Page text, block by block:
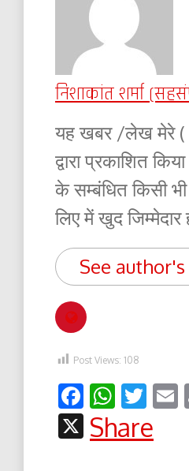
निशाकांत शर्मा
यह खबर /लेख मेरे (
द्वारा प्रकाशित
के सम्बंधित किसी
लिए में खुद जिम्मेदार
See
Post Views: 108
X
Share